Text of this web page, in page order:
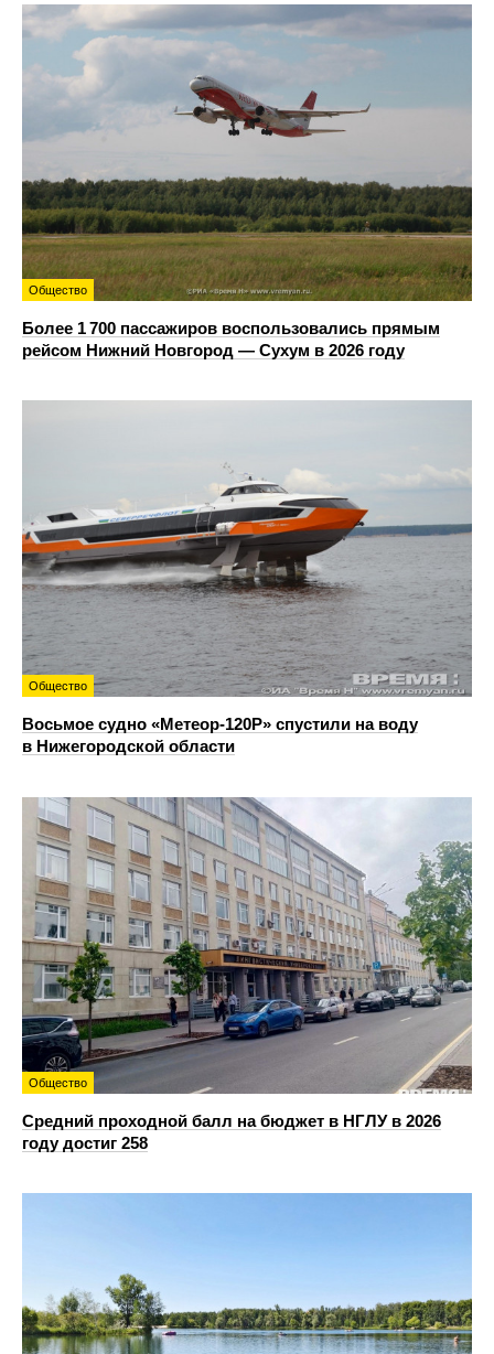
Общество
Более 1 700 пассажиров воспользовались прямым
рейсом Нижний Новгород — Сухум в 2026 году
Общество
Восьмое судно «Метеор-120Р» спустили на воду
в Нижегородской области
Общество
Средний проходной балл на бюджет в НГЛУ в 2026
году достиг 258